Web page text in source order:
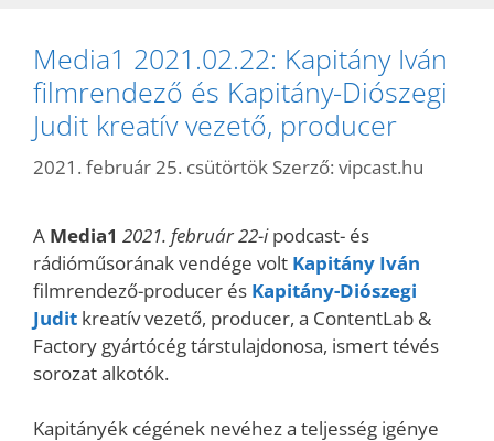
Media1 2021.02.22: Kapitány Iván
filmrendező és Kapitány-Diószegi
Judit kreatív vezető, producer
2021. február 25. csütörtök Szerző: vipcast.hu
A Media1 2021. február 22-ipodcast- és
rádióműsorának vendége volt Kapitány Iván
filmrendező-producer és Kapitány-Diószegi
Judit kreatív vezető, producer, a ContentLab &
Factory gyártócég társtulajdonosa, ismert tévés
sorozat alkotók.
Kapitányék cégének nevéhez a teljesség igénye